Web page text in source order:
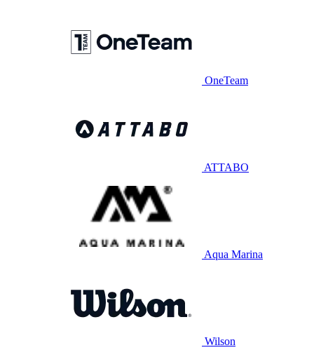
OneTeam
ATTABO
Aqua Marina
Wilson